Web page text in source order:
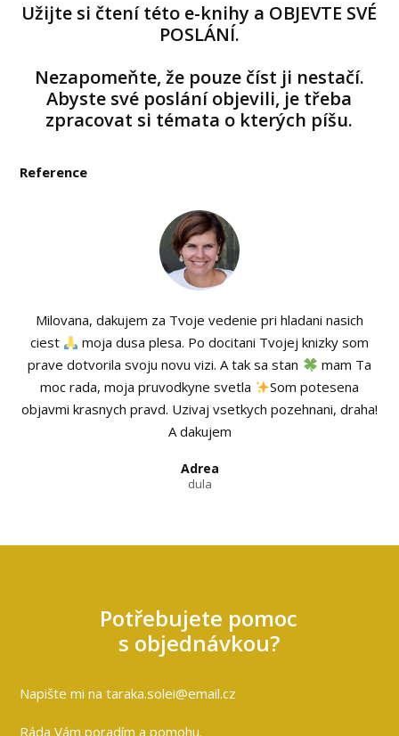
Užijte si čtení této e-knihy a OBJEVTE SVÉ
POSLÁNÍ.
Nezapomeňte, že pouze číst ji nestačí.
Abyste své poslání objevili, je třeba
zpracovat si témata o kterých píšu.
Reference
Milovana, dakujem za Tvoje vedenie pri hladani nasich
ciest
moja dusa plesa. Po docitani Tvojej knizky som
prave dotvorila svoju novu vizi. A tak sa stan
mam Ta
moc rada, moja pruvodkyne svetla
Som potesena
objavmi krasnych pravd. Uzivaj vsetkych pozehnani, draha!
A dakujem
Adrea
dula
Potřebujete pomoc
s objednávkou?
Napište mi na taraka.solei@email.cz
Ráda Vám poradím a pomohu.